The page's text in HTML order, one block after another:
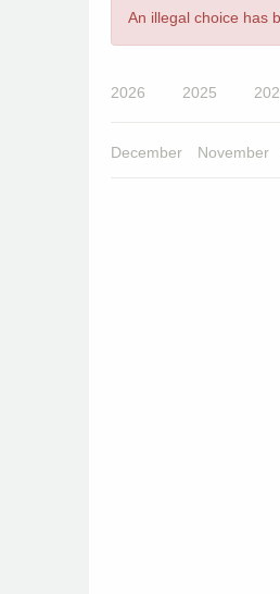
Error
An illegal choice has
2026 2025
December November